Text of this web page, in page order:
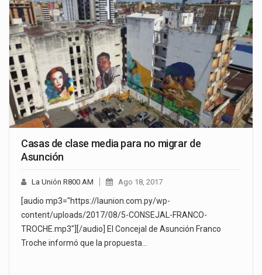
Casas de clase media para no migrar de
Asunción
La Unión R800 AM Ago 18, 2017
[audio mp3="https://launion.com.py/wp-
content/uploads/2017/08/5-CONSEJAL-FRANCO-
TROCHE.mp3"][/audio] El Concejal de Asunción Franco
Troche informó que la propuesta…